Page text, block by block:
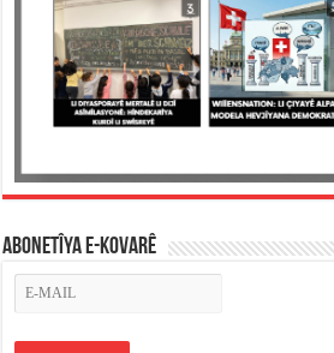
ABONETÎYA E-KOVARÊ